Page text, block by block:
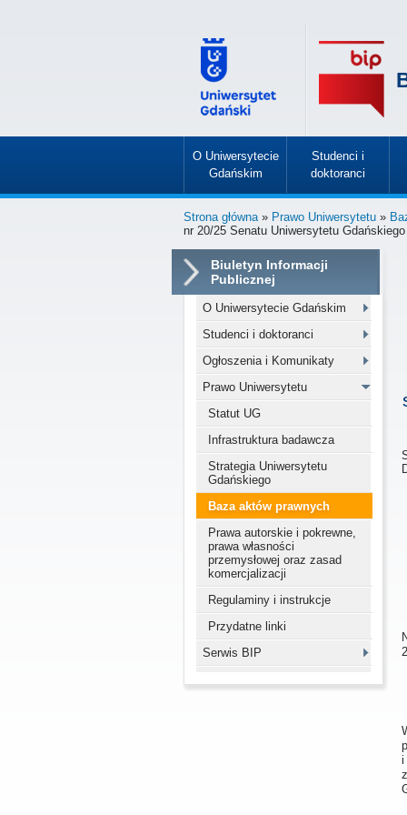
O Uniwersytecie
Gdańskim
»
Studenci i
doktoranci
»
Strona główna» Prawo Uniwersytetu »
nr 20/25 Senatu Uniwersytetu
Biuletyn Informacji
Publicznej
O Uniwersytecie Gdańskim
Studenci i doktoranci
Ogłoszenia i Komunikaty
Prawo Uniwersytetu
Statut UG
Infrastruktura badawcza
Strategia Uniwersytetu
Gdańskiego
Baza aktów prawnych
Prawa autorskie i pokrewne,
prawa własności
przemysłowej oraz zasad
komercjalizacji
Regulaminy i instrukcje
Przydatne linki
Serwis BIP
i